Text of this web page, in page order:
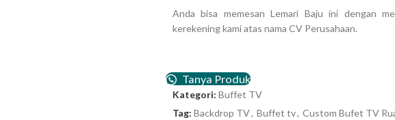
Anda bisa memesan Lemari Baju ini dengan
kerekening kami atas nama CV Perusahaan.
Tanya Produk
Kategori: Buffet TV
Tag: Backdrop TV, Buffet tv, Custom Bufet TV